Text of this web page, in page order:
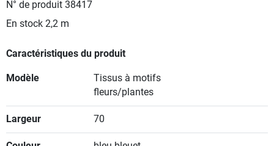
N° de produit 38417
En stock 2,2 m
Caractéristiques du produit
Modèle
Tissus à motifs
fleurs/plantes
Largeur 70